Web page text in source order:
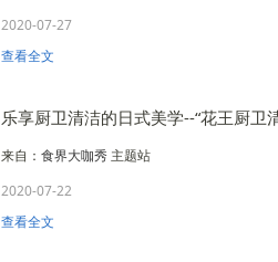
2020-07-27
查看全文
乐享厨卫清洁的日式美学--“花王厨卫
来自： 食界大咖秀 主题站
2020-07-22
查看全文